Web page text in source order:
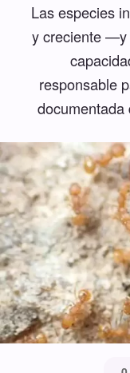
Las especies
y creciente —y
responsable
documentada